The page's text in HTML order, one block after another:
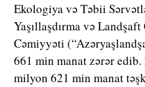
Ekologiya və Təbii
Yaşıllaşdırma və
Cəmiyyəti
661 min manat zərər
milyon 621 min manat